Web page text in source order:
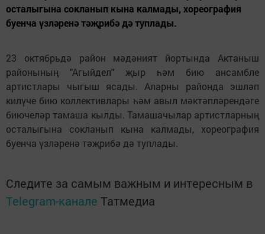
осталыгына сокланып кына калмады, хореография
буенча үзләренә тәҗрибә дә туплады.
23 октябрьдә район мәдәният йортында Актаныш
районының "Агыйдел" җыр һәм бию ансамбле
артистлары чыгыш ясады. Аларны районда эшләп
килүче бию коллективлары һәм авыл мәктәпләрендәге
биючеләр тамаша кылды. Тамашачылар артистларның
осталыгына сокланып кына калмады, хореография
буенча үзләренә тәҗрибә дә туплады.
Следите за самым важным и интересным в
Telegram-канале Татмедиа